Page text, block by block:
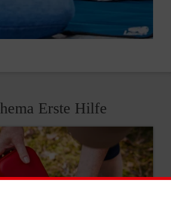
Erste Hilfe